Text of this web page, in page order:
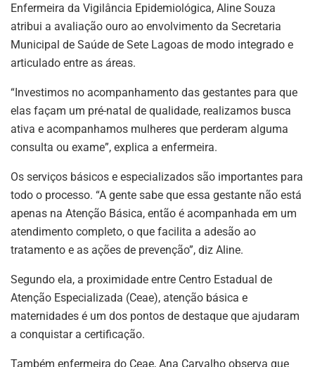
Enfermeira da Vigilância Epidemiológica, Aline Souza
atribui a avaliação ouro ao envolvimento da Secretaria
Municipal de Saúde de Sete Lagoas de modo integrado e
articulado entre as áreas.
“Investimos no acompanhamento das gestantes para que
elas façam um pré-natal de qualidade, realizamos busca
ativa e acompanhamos mulheres que perderam alguma
consulta ou exame”, explica a enfermeira.
Os serviços básicos e especializados são importantes para
todo o processo. “A gente sabe que essa gestante não está
apenas na Atenção Básica, então é acompanhada em um
atendimento completo, o que facilita a adesão ao
tratamento e as ações de prevenção”, diz Aline.
Segundo ela, a proximidade entre Centro Estadual de
Atenção Especializada (Ceae), atenção básica e
maternidades é um dos pontos de destaque que ajudaram
a conquistar a certificação.
Também enfermeira do Ceae, Ana Carvalho observa que